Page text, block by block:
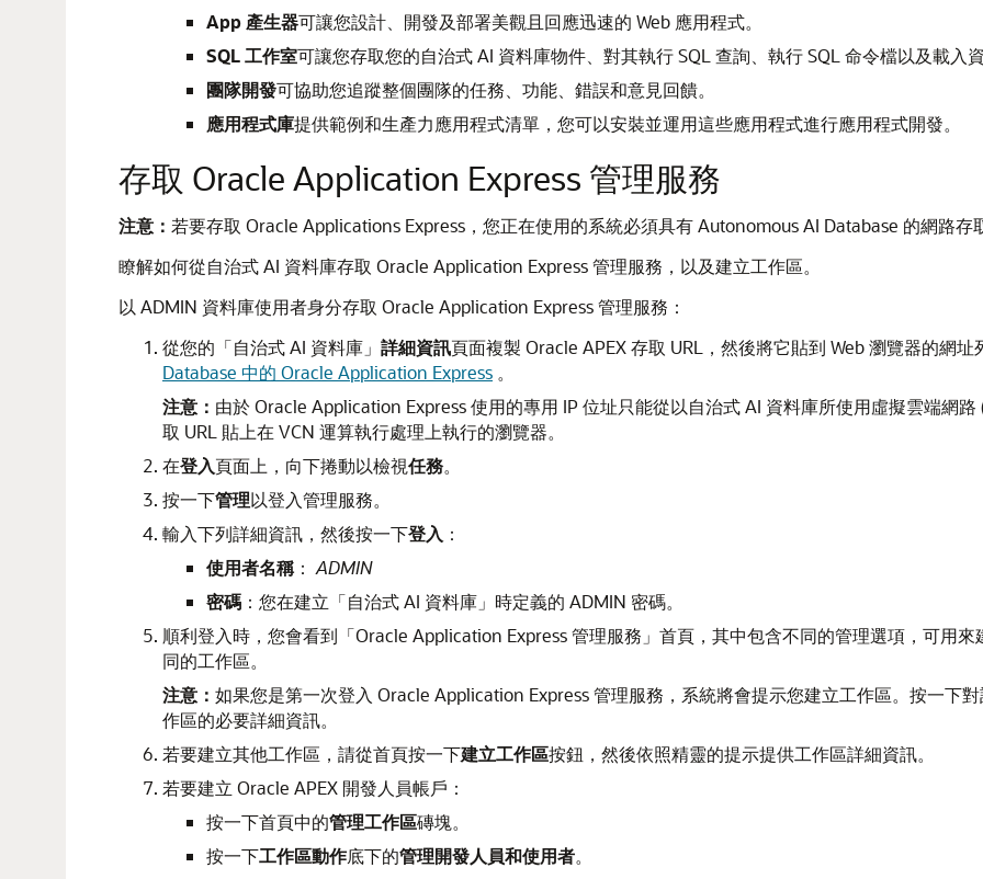
App 產生器可讓您設計、開發及部署美觀且回應迅速的 Web 應用程式。
SQL 工作室可讓您存取您的自治式 AI 資料庫物件、對其執行 SQL 查詢、執行 SQL 命令檔以及載入資
團隊開發可協助您追蹤整個團隊的任務、功能、錯誤和意見回饋。
應用程式庫提供範例和生產力應用程式清單，您可以安裝並運用這些應用程式進行應用程式開發。
存取 Oracle Application Express 管理服務
注意： 若要存取 Oracle Applications Express，您正在使用的系統必須具有 Autonomous AI Database 的網路存
瞭解如何從自治式 AI 資料庫存取 Oracle Application Express 管理服務，以及建立工作區。
以 ADMIN 資料庫使用者身分存取 Oracle Application Express 管理服務：
從您的「自治式 AI 資料庫」 詳細資訊頁面複製 Oracle APEX 存取 URL，然後將它貼到 Web 瀏覽器的網
Database 中的 Oracle Application Express 。
注意： 由於 Oracle Application Express 使用的專用 IP 位址只能從以自治式 AI 資料庫所使用虛擬雲端網
取 URL 貼上在 VCN 運算執行處理上執行的瀏覽器。
在登入頁面上，向下捲動以檢視任務。
按一下管理以登入管理服務。
輸入下列詳細資訊，然後按一下登入 ：
使用者名稱： ADMIN
密碼 ：您在建立「自治式 AI 資料庫」時定義的 ADMIN 密碼。
順利登入時，您會看到「Oracle Application Express 管理服務」首頁，其中包含不同的管理選項，可用
同的工作區。
注意： 如果您是第一次登入 Oracle Application Express 管理服務，系統將會提示您建立工作區。按一下
作區的必要詳細資訊。
若要建立其他工作區，請從首頁按一下建立工作區按鈕，然後依照精靈的提示提供工作區詳細資訊。
若要建立 Oracle APEX 開發人員帳戶：
按一下首頁中的管理工作區磚塊。
按一下工作區動作底下的管理開發人員和使用者。